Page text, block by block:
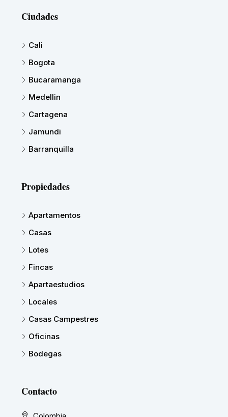
Ciudades
Cali
Bogota
Bucaramanga
Medellin
Cartagena
Jamundi
Barranquilla
Propiedades
Apartamentos
Casas
Lotes
Fincas
Apartaestudios
Locales
Casas Campestres
Oficinas
Bodegas
Contacto